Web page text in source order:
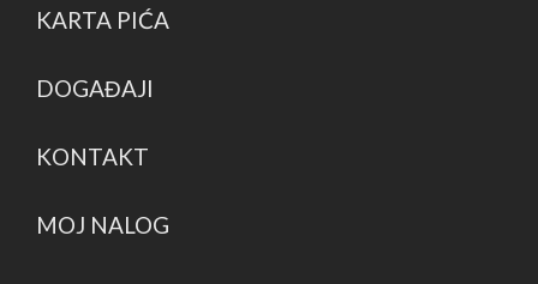
KARTA PIĆA
DOGAĐAJI
KONTAKT
MOJ NALOG